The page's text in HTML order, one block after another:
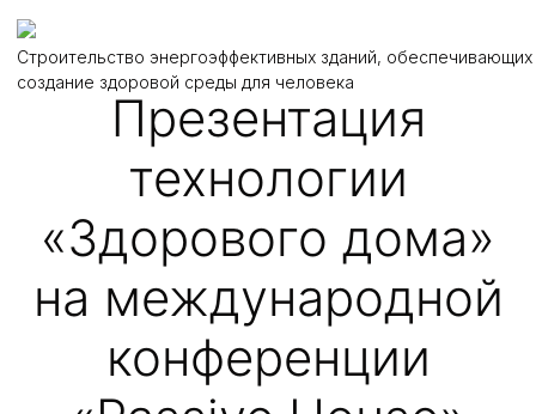
Строительство энергоэффективных зданий, обеспечивающих
создание здоровой среды для человека
Презентация
технологии
«Здорового дома»
на международной
конференции